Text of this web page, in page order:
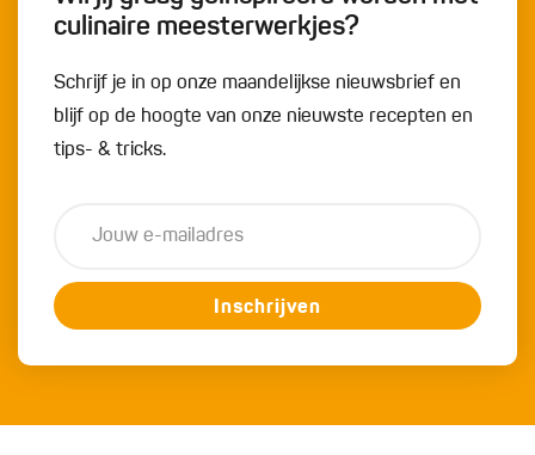
culinaire meesterwerkjes?
Schrijf je in op onze maandelijkse nieuwsbrief en
blijf op de hoogte van onze nieuwste recepten en
tips- & tricks.
Inschrijven